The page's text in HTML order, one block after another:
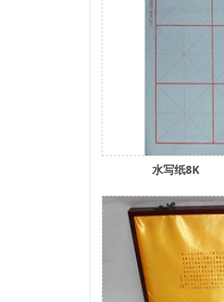
水写纸8K